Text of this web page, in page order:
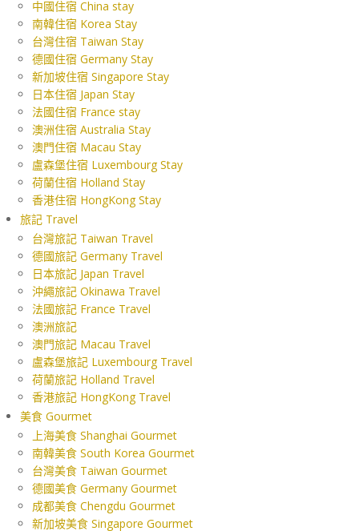
中國住宿 China stay
南韓住宿 Korea Stay
台灣住宿 Taiwan Stay
德國住宿 Germany Stay
新加坡住宿 Singapore Stay
日本住宿 Japan Stay
法國住宿 France stay
澳洲住宿 Australia Stay
澳門住宿 Macau Stay
盧森堡住宿 Luxembourg Stay
荷蘭住宿 Holland Stay
香港住宿 HongKong Stay
旅記 Travel
台灣旅記 Taiwan Travel
德國旅記 Germany Travel
日本旅記 Japan Travel
沖繩旅記 Okinawa Travel
法國旅記 France Travel
澳洲旅記
澳門旅記 Macau Travel
盧森堡旅記 Luxembourg Travel
荷蘭旅記 Holland Travel
香港旅記 HongKong Travel
美食 Gourmet
上海美食 Shanghai Gourmet
南韓美食 South Korea Gourmet
台灣美食 Taiwan Gourmet
德國美食 Germany Gourmet
成都美食 Chengdu Gourmet
新加坡美食 Singapore Gourmet